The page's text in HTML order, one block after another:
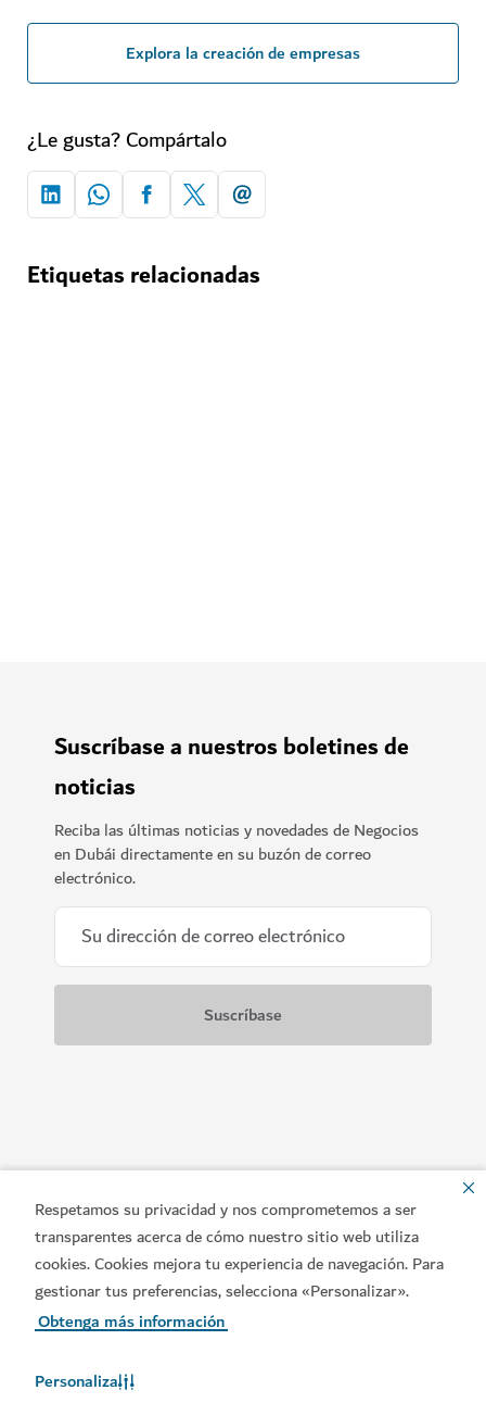
Respetamos su privacidad y nos comprometemos a ser
transparentes acerca de cómo nuestro sitio web utiliza
cookies. Cookies mejora tu experiencia de navegación. Para
gestionar tus preferencias, selecciona «Personalizar».
Obtenga más información
Personaliza
Explora la creación de empresas
¿Le gusta? Compártalo
Etiquetas relacionadas
Suscríbase a nuestros boletines de
noticias
Reciba las últimas noticias y novedades de Negocios
en Dubái directamente en su buzón de correo
electrónico.